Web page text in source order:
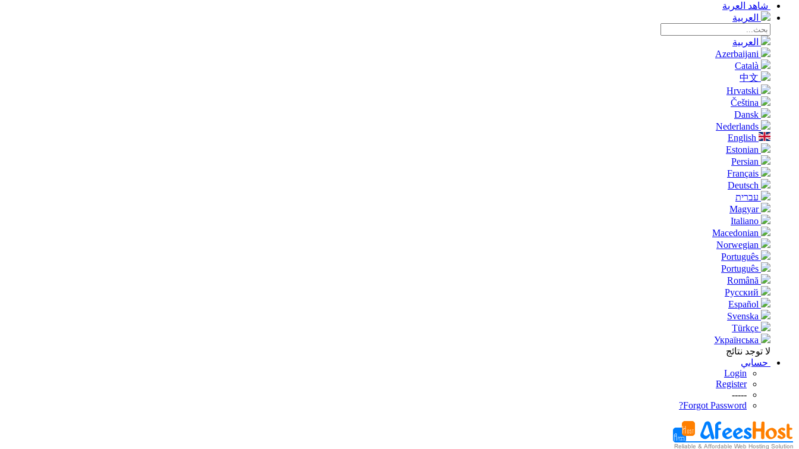
شاهد العربة
العربية
العربية
Azerbaijani
Català
中文
Hrvatski
Čeština
Dansk
Nederlands
English
Estonian
Persian
Français
Deutsch
עברית
Magyar
Italiano
Macedonian
Norwegian
Português
Português
Română
Русский
Español
Svenska
Türkçe
Українська
لا توجد نتائج
حسابي
Login
Register
-----
Forgot Password?